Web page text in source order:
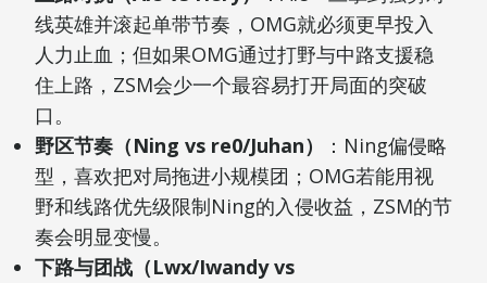
线英雄并滚起单带节奏，OMG就必须更早投入
人力止血；但如果OMG通过打野与中路支援稳
住上路，ZSM会少一个最容易打开局面的突破
口。
野区节奏（Ning vs re0/Juhan）
：Ning偏侵略
型，喜欢把对局拖进小规模团；OMG若能用视
野和线路优先级限制Ning的入侵收益，ZSM的节
奏会明显变慢。
下路与团战（Lwx/Iwandy vs